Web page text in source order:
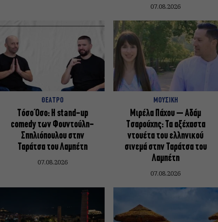
07.08.2026
ΘΕΑΤΡΟ
Τόσο Όσο: Η stand-up
comedy των Φουντούλη-
Σπηλιόπουλου στην
Ταράτσα του Λαμπέτη
07.08.2026
ΜΟΥΣΙΚΗ
Μιρέλα Πάχου – Αδάμ
Τσαρούχης: Τα αξέχαστα
ντουέτα του ελληνικού
σινεμά στην Ταράτσα του
Λαμπέτη
07.08.2026